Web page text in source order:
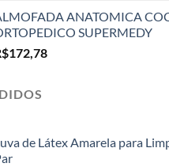
ANATOMICA
SUPERMEDY
172,78
de Látex Amarela para